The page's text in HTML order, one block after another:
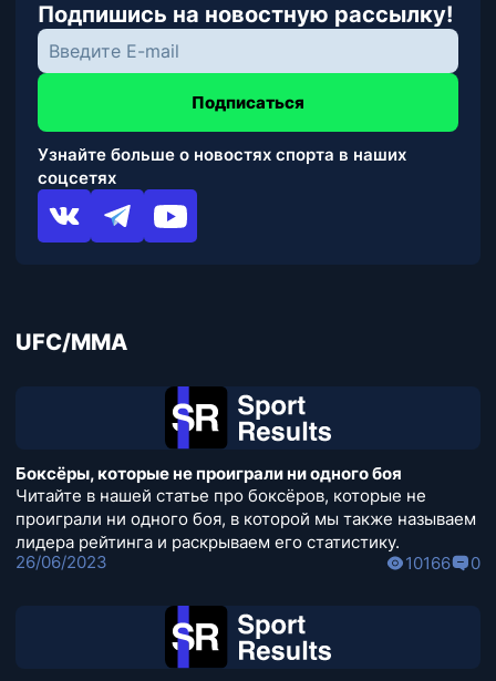
Подпишись на новостную рассылку!
Подписаться
Узнайте больше о новостях спорта в наших
соцсетях
UFC/MMA
Боксёры, которые не проиграли ни одного боя
Читайте в нашей статье про боксёров, которые не
проиграли ни одного боя, в которой мы также называем
лидера рейтинга и раскрываем его статистику.
26/06/2023
10166 0